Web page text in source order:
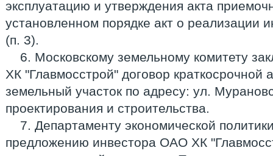
эксплуатацию и утверждения акта
установленном порядке акт о реализации
(п. 3).
6. Московскому земельному комитету
ХК "Главмосстрой" договор краткосрочной
земельный участок по адресу: ул.
проектирования и строительства.
7. Департаменту экономической
предложению инвестора ОАО ХК